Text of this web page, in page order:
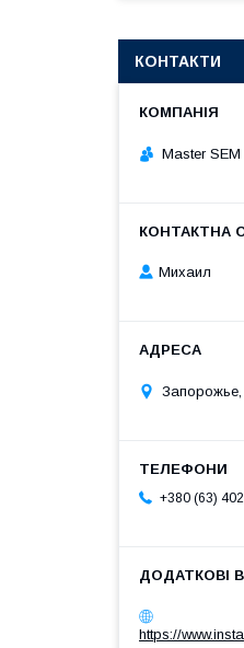
КОНТАКТИ
Master SEM
Михаил
Запорожье,
+380 (63)
https://